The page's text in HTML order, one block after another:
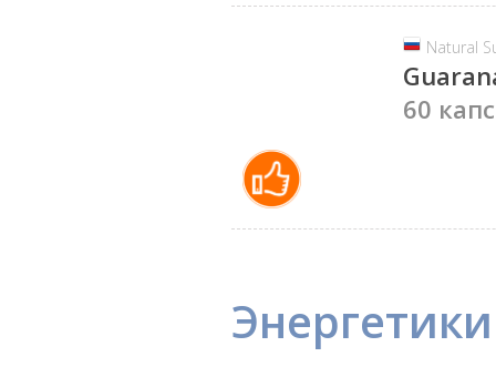
Natural
60